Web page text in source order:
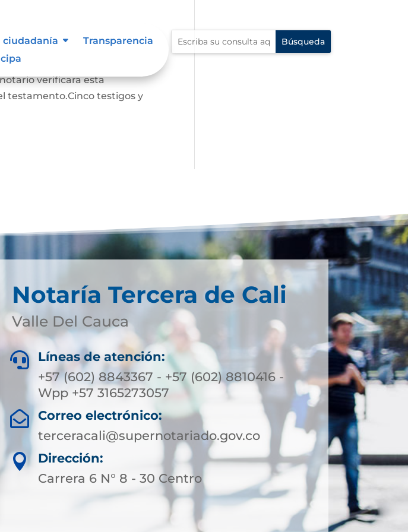
ciudadanía
Transparencia
este testamento debe ser
verificara esta
testamento.Cinco testigos y
Notaría Tercera de Cali
Valle Del Cauca

Líneas de atención:
+57 (602) 8843367 - +57 (602) 8810416 -
Wpp +57 3165273057

Correo electrónico:
terceracali@supernotariado.gov.co

Dirección:
Carrera 6 N° 8 - 30 Centro